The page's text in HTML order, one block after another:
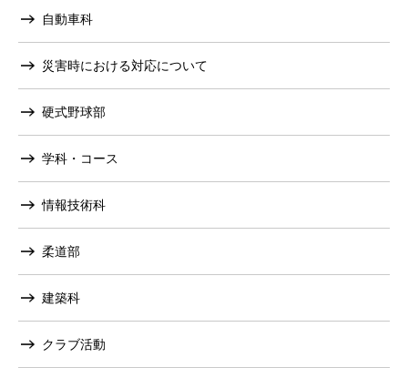
自動車科
災害時における対応について
硬式野球部
学科・コース
情報技術科
柔道部
建築科
クラブ活動